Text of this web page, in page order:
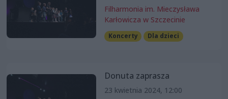
Filharmonia im. Mieczysława
Karłowicza w Szczecinie
Koncerty Dla dzieci
Donuta zaprasza
23 kwietnia 2024, 12:00